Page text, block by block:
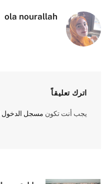
ola nourallah
اترك تعليقاً
يجب أنت تكون مسجل الدخول